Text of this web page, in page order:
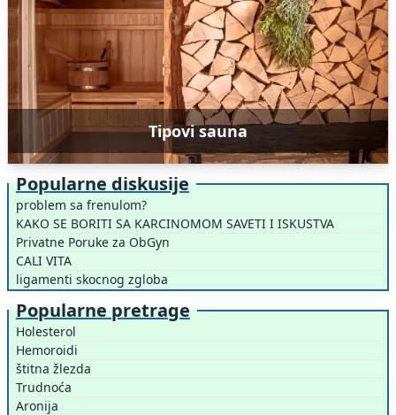
Tipovi sauna
Popularne diskusije
problem sa frenulom?
KAKO SE BORITI SA KARCINOMOM SAVETI I ISKUSTVA
Privatne Poruke za ObGyn
CALI VITA
ligamenti skocnog zgloba
Popularne pretrage
Holesterol
Hemoroidi
štitna žlezda
Trudnoća
Aronija